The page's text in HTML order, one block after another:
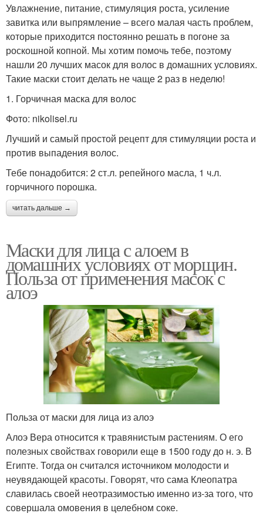
Универсальная маска Маска из майонеза
Питательная маска
Маска с капустой Кокосовая маска
Маска для кончиков
Алоэ для омоложения Маска из алоэ
Алоэ для лица
Маски с соком Витаминная маска
Увлажнение, питание, стимуляция роста, усиление
завитка или выпрямление – всего малая часть проблем,
которые приходится постоянно решать в погоне за
роскошной копной. Мы хотим помочь тебе, поэтому
нашли 20 лучших масок для волос в домашних условиях.
Такие маски стоит делать не чаще 2 раз в неделю!
1. Горчичная маска для волос
Фото: nikolisel.ru
Лучший и самый простой рецепт для стимуляции роста и
против выпадения волос.
Тебе понадобится: 2 ст.л. репейного масла, 1 ч.л.
горчичного порошка.
читать дальше →
Маски для лица с алоем в
домашних условиях от морщин.
Польза от применения масок с
алоэ
Польза от маски для лица из алоэ
Алоэ Вера относится к травянистым растениям. О его
полезных свойствах говорили еще в 1500 году до н. э. В
Египте. Тогда он считался источником молодости и
неувядающей красоты. Говорят, что сама Клеопатра
славилась своей неотразимостью именно из-за того, что
совершала омовения в целебном соке.